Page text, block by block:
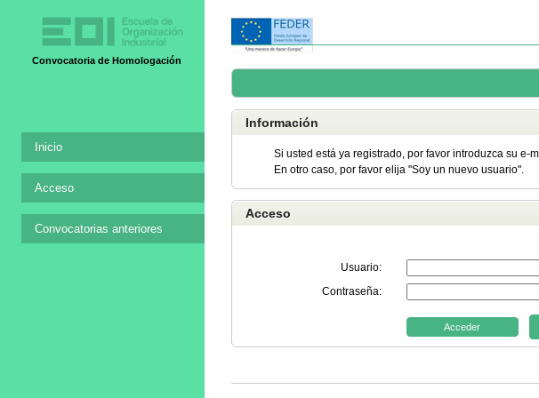
Convocatoria de Homologación
Inicio
Acceso
Convocatorias anteriores
Información
Si usted está ya registrado, por favor introduzca su e-
En otro caso, por favor elija "Soy un nuevo usuario".
Acceso
Usuario:
Contraseña: